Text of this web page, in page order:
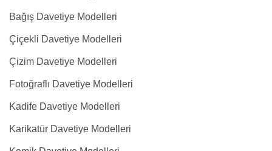
Bağış Davetiye Modelleri
Çiçekli Davetiye Modelleri
Çizim Davetiye Modelleri
Fotoğraflı Davetiye Modelleri
Kadife Davetiye Modelleri
Karikatür Davetiye Modelleri